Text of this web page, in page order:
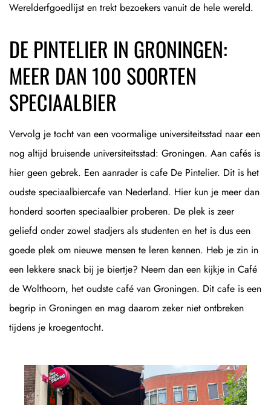
Werelderfgoedlijst en trekt bezoekers vanuit de hele wereld.
DE PINTELIER IN GRONINGEN:
MEER DAN 100 SOORTEN
SPECIAALBIER
Vervolg je tocht van een voormalige universiteitsstad naar een
nog altijd bruisende universiteitsstad: Groningen. Aan cafés is
hier geen gebrek. Een aanrader is cafe De Pintelier. Dit is het
oudste speciaalbiercafe van Nederland. Hier kun je meer dan
honderd soorten speciaalbier proberen. De plek is zeer
geliefd onder zowel stadjers als studenten en het is dus een
goede plek om nieuwe mensen te leren kennen. Heb je zin in
een lekkere snack bij je biertje? Neem dan een kijkje in Café
de Wolthoorn, het oudste café van Groningen. Dit cafe is een
begrip in Groningen en mag daarom zeker niet ontbreken
tijdens je kroegentocht.